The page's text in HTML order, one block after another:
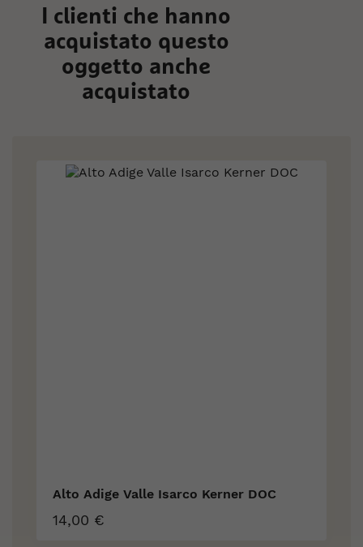
I clienti che hanno
acquistato questo
oggetto anche
acquistato
Alto Adige Valle Isarco Kerner DOC
14,00 €